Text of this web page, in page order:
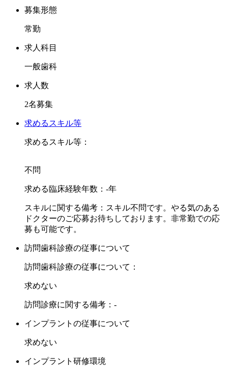
● 西日本で最大の症例数を誇る「ネオキャップ・ビムラー矯
正システム」という小児矯正
● リコール率９５％以上を実現するメンテナンス体制
● 症例数豊富なインプラント担当医のオペ
求めるドクター像はしっかりとご自身のスキルを伸ばしたい
ュニケーションの重要性を理解されている方を求めます。
は必要です。
力です。
また夜18時30分には帰宅可能なお体に負担のない勤務スタイ
ご応募をお待ちしております。
募集形態
常勤
求人科目
一般歯科
求人数
2名募集
求めるスキル等
求めるスキル等：
不問
求める臨床経験年数：-年
スキルに関する備考：スキル不問です。やる気のある
ドクターのご応募お待ちしております。非常勤での応
募も可能です。
訪問歯科診療の従事について
訪問歯科診療の従事について：
求めない
訪問診療に関する備考：-
インプラントの従事について
求めない
インプラント研修環境